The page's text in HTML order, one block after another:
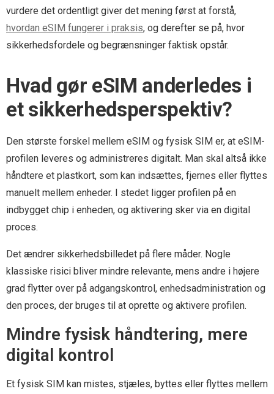
vurdere det ordentligt giver det mening først at forstå,
hvordan eSIM fungerer i praksis, og derefter se på, hvor
sikkerhedsfordele og begrænsninger faktisk opstår.
Hvad gør eSIM anderledes i
et sikkerhedsperspektiv?
Den største forskel mellem eSIM og fysisk SIM er, at eSIM-
profilen leveres og administreres digitalt. Man skal altså ikke
håndtere et plastkort, som kan indsættes, fjernes eller flyttes
manuelt mellem enheder. I stedet ligger profilen på en
indbygget chip i enheden, og aktivering sker via en digital
proces.
Det ændrer sikkerhedsbilledet på flere måder. Nogle
klassiske risici bliver mindre relevante, mens andre i højere
grad flytter over på adgangskontrol, enhedsadministration og
den proces, der bruges til at oprette og aktivere profilen.
Mindre fysisk håndtering, mere
digital kontrol
Et fysisk SIM kan mistes, stjæles, byttes eller flyttes mellem